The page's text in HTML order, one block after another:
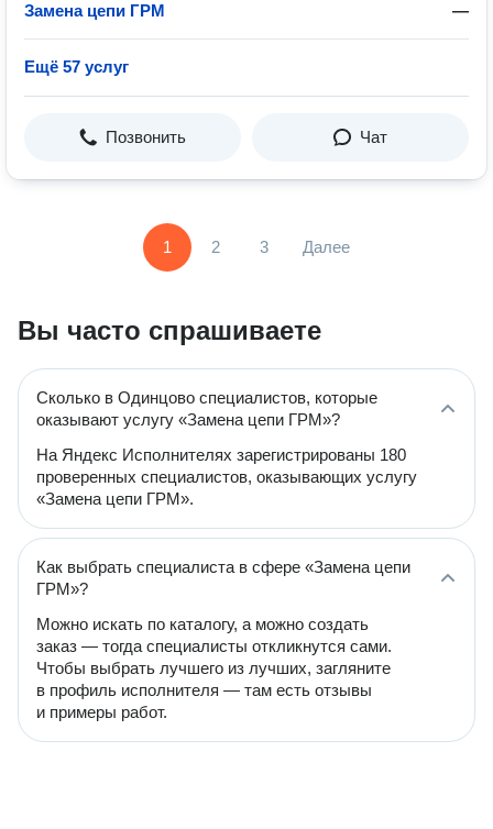
Замена цепи ГРМ —
Ещё 57 услуг
Позвонить Чат
1 2 3 Далее
Вы часто спрашиваете
Сколько в Одинцово специалистов, которые
оказывают услугу «Замена цепи ГРМ»?
На Яндекс Исполнителях зарегистрированы 180
проверенных специалистов, оказывающих услугу
«Замена цепи ГРМ».
Как выбрать специалиста в сфере «Замена цепи
ГРМ»?
Можно искать по каталогу, а можно создать
заказ — тогда специалисты откликнутся сами.
Чтобы выбрать лучшего из лучших, загляните
в профиль исполнителя — там есть отзывы
и примеры работ.